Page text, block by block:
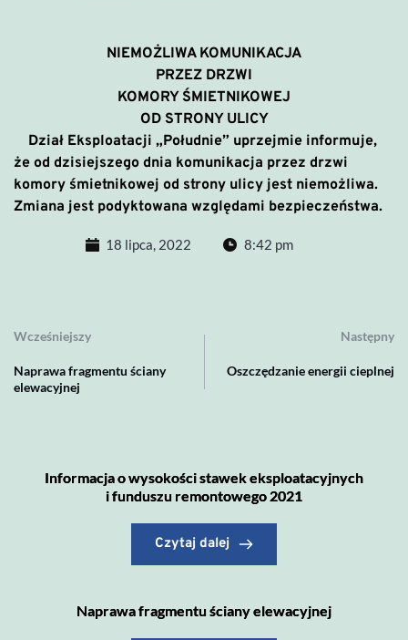
NIEMOŻLIWA KOMUNIKACJA
PRZEZ DRZWI
KOMORY ŚMIETNIKOWEJ
OD STRONY ULICY
Dział Eksploatacji „Południe” uprzejmie informuje,
że od dzisiejszego dnia komunikacja przez drzwi
komory śmietnikowej od strony ulicy jest niemożliwa.
Zmiana jest podyktowana względami bezpieczeństwa.
18 lipca, 2022 8:42 pm
Wcześniejszy Następny
Naprawa fragmentu ściany
elewacyjnej
Oszczędzanie energii cieplnej
Informacja o wysokości stawek eksploatacyjnych
i funduszu remontowego 2021
Czytaj dalej
Naprawa fragmentu ściany elewacyjnej